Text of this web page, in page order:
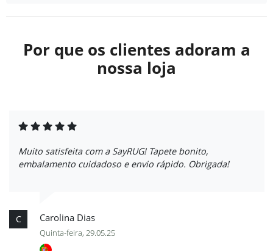
Por que os clientes adoram a
nossa loja
Muito satisfeita com a SayRUG! Tapete bonito,
embalamento cuidadoso e envio rápido. Obrigada!
C Carolina Dias
Quinta-feira, 29.05.25